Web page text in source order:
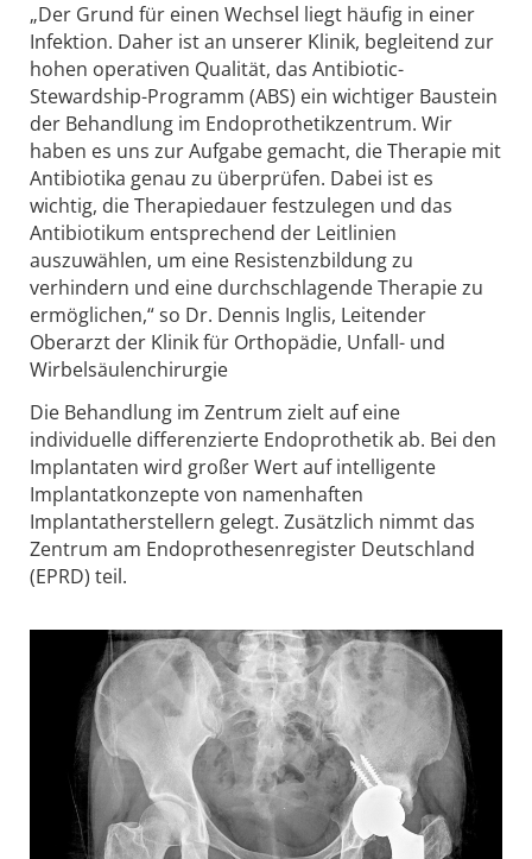
„Der Grund für einen Wechsel liegt häufig in einer
Infektion. Daher ist an unserer Klinik, begleitend zur
hohen operativen Qualität, das Antibiotic-
Stewardship-Programm (ABS) ein wichtiger Baustein
der Behandlung im Endoprothetikzentrum. Wir
haben es uns zur Aufgabe gemacht, die Therapie mit
Antibiotika genau zu überprüfen. Dabei ist es
wichtig, die Therapiedauer festzulegen und das
Antibiotikum entsprechend der Leitlinien
auszuwählen, um eine Resistenzbildung zu
verhindern und eine durchschlagende Therapie zu
ermöglichen,“ so Dr. Dennis Inglis, Leitender
Oberarzt der Klinik für Orthopädie, Unfall- und
Wirbelsäulenchirurgie
Die Behandlung im Zentrum zielt auf eine
individuelle differenzierte Endoprothetik ab. Bei den
Implantaten wird großer Wert auf intelligente
Implantatkonzepte von namenhaften
Implantatherstellern gelegt. Zusätzlich nimmt das
Zentrum am Endoprothesenregister Deutschland
(EPRD) teil.